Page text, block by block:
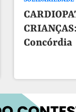
Concórdia